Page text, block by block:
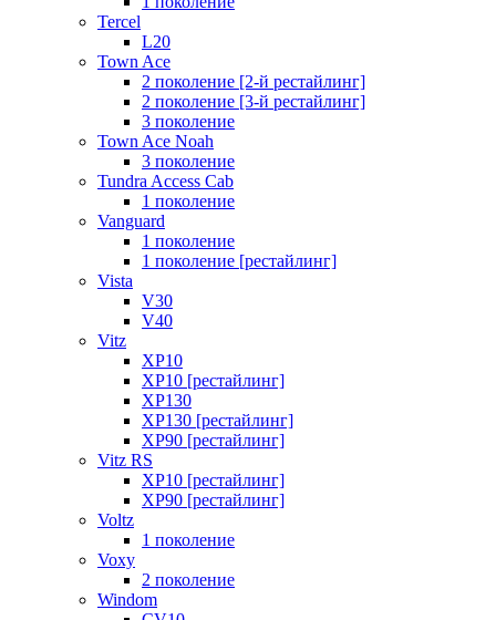
Tercel
L20
Town Ace
2 поколение [2-й рестайлинг]
2 поколение [3-й рестайлинг]
3 поколение
Town Ace Noah
3 поколение
Tundra Access Cab
1 поколение
Vanguard
1 поколение
1 поколение [рестайлинг]
Vista
V30
V40
Vitz
XP10
XP10 [рестайлинг]
XP130
XP130 [рестайлинг]
XP90 [рестайлинг]
Vitz RS
XP10 [рестайлинг]
XP90 [рестайлинг]
Voltz
1 поколение
Voxy
2 поколение
Windom